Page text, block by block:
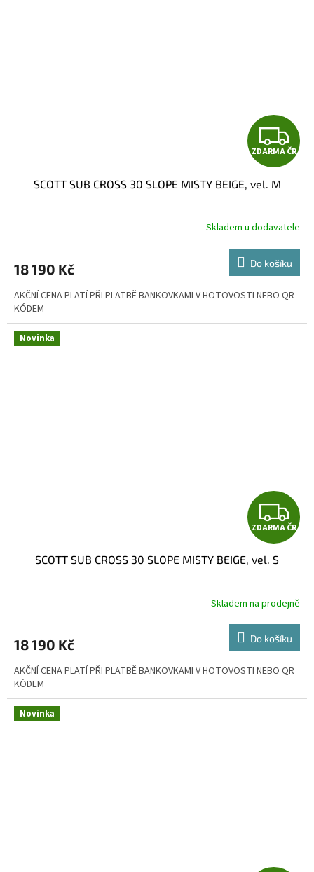
Z
D
R
M
A
ZDARMA ČR
SCOTT SUB CROSS 30 SLOPE MISTY BEIGE, vel. M
Skladem u dodavatele
18 190 Kč Do košíku
AKČNÍ CENA PLATÍ PŘI PLATBĚ BANKOVKAMI V HOTOVOSTI NEBO QR
KÓDEM
Novinka
Z
D
R
M
A
ZDARMA ČR
SCOTT SUB CROSS 30 SLOPE MISTY BEIGE, vel. S
Skladem na prodejně
18 190 Kč Do košíku
AKČNÍ CENA PLATÍ PŘI PLATBĚ BANKOVKAMI V HOTOVOSTI NEBO QR
KÓDEM
Novinka